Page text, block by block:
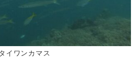
イワンカマス